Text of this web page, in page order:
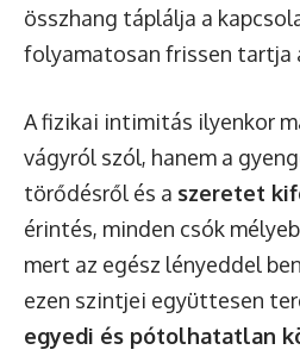
összhang táplálja a
folyamatosan frissen tartja
A fizikai intimitás ilyenkor
vágyról szól, hanem a
törődésről és a szeretet
érintés, minden csók
mert az egész lényeddel
ezen szintjei együttesen
egyedi és pótolhatatlan